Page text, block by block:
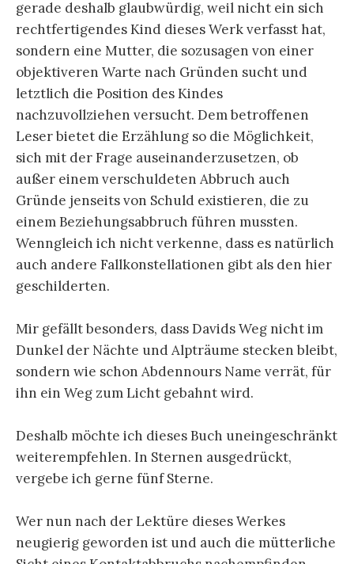
gerade deshalb glaubwürdig, weil nicht ein sich
rechtfertigendes Kind dieses Werk verfasst hat,
sondern eine Mutter, die sozusagen von einer
objektiveren Warte nach Gründen sucht und
letztlich die Position des Kindes
nachzuvollziehen versucht. Dem betroffenen
Leser bietet die Erzählung so die Möglichkeit,
sich mit der Frage auseinanderzusetzen, ob
außer einem verschuldeten Abbruch auch
Gründe jenseits von Schuld existieren, die zu
einem Beziehungsabbruch führen mussten.
Wenngleich ich nicht verkenne, dass es natürlich
auch andere Fallkonstellationen gibt als den hier
geschilderten.
Mir gefällt besonders, dass Davids Weg nicht im
Dunkel der Nächte und Alpträume stecken bleibt,
sondern wie schon Abdennours Name verrät, für
ihn ein Weg zum Licht gebahnt wird.
Deshalb möchte ich dieses Buch uneingeschränkt
weiterempfehlen. In Sternen ausgedrückt,
vergebe ich gerne fünf Sterne.
Wer nun nach der Lektüre dieses Werkes
neugierig geworden ist und auch die mütterliche